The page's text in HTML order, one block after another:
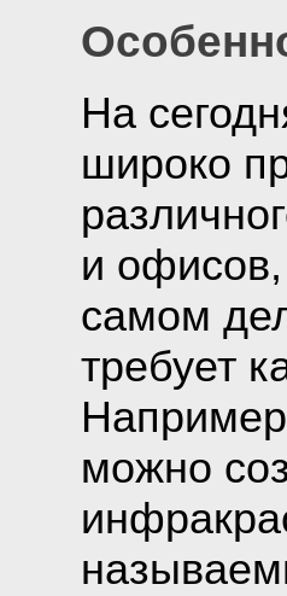
На
широко
и
самом
требует
можно